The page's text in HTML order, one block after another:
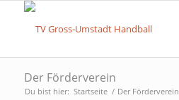
Der Förderverein
Du bist hier: Startseite / Der Förderverein